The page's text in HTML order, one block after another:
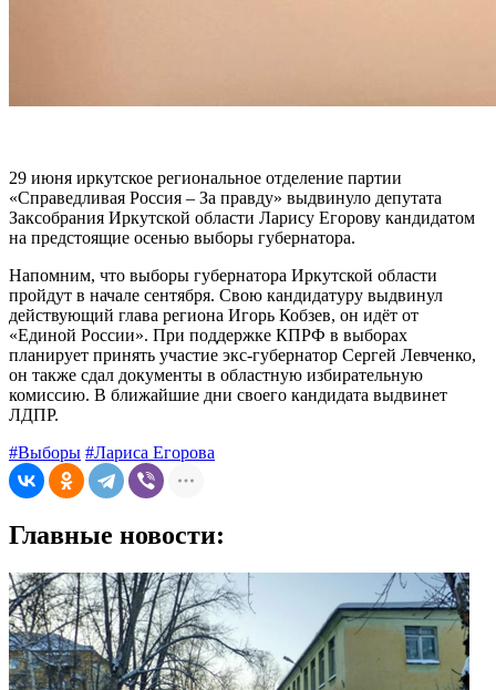
29 июня иркутское региональное отделение партии
«Справедливая Россия – За правду» выдвинуло депутата
Заксобрания Иркутской области Ларису Егорову кандидатом
на предстоящие осенью выборы губернатора.
Напомним, что выборы губернатора Иркутской области
пройдут в начале сентября. Свою кандидатуру выдвинул
действующий глава региона Игорь Кобзев, он идёт от
«Единой России». При поддержке КПРФ в выборах
планирует принять участие экс-губернатор Сергей Левченко,
он также сдал документы в областную избирательную
комиссию. В ближайшие дни своего кандидата выдвинет
ЛДПР.
#Выборы #Лариса Егорова
Главные новости: